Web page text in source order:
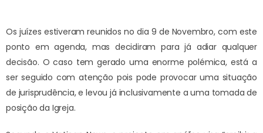
Os juízes estiveram reunidos no dia 9 de Novembro, com este
ponto em agenda, mas decidiram para já adiar qualquer
decisão. O caso tem gerado uma enorme polémica, está a
ser seguido com atenção pois pode provocar uma situação
de jurisprudência, e levou já inclusivamente a uma tomada de
posição da Igreja.